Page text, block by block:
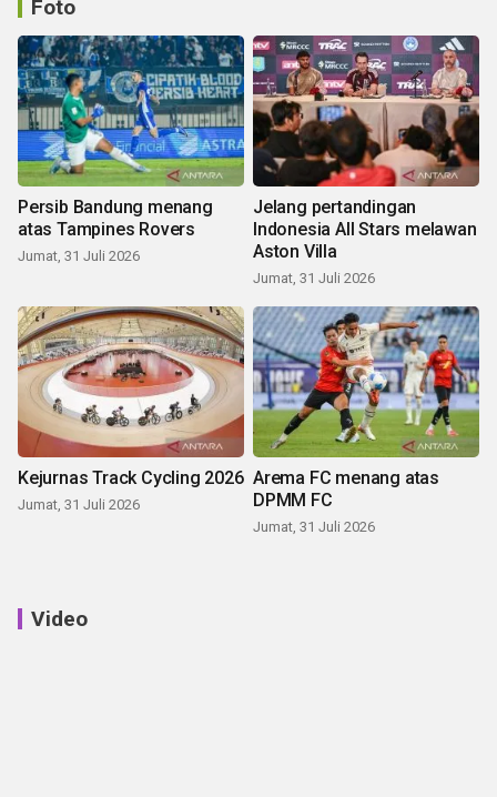
Foto
Persib Bandung menang
atas Tampines Rovers
Jumat, 31 Juli 2026
Jelang pertandingan
Indonesia All Stars melawan
Aston Villa
Jumat, 31 Juli 2026
Kejurnas Track Cycling 2026
Jumat, 31 Juli 2026
Arema FC menang atas
DPMM FC
Jumat, 31 Juli 2026
Video